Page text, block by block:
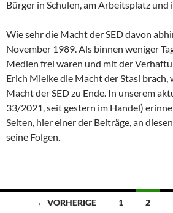
Bürger in Schulen, am Arbeitsplatz und
Wie sehr die Macht der SED davon
November 1989. Als binnen weniger
Medien frei waren und mit der
Erich Mielke die Macht der Stasi brach,
Macht der SED zu Ende. In unserem
33/2021, seit gestern im Handel)
Seiten, hier einer der Beiträge, an
seine Folgen.
Beitragsnavigation
← VORHERIGE 1 2